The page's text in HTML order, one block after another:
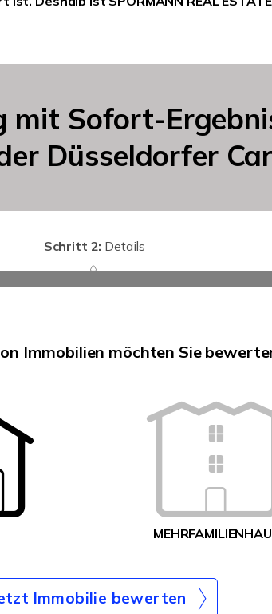
mit Sofort-
Düsseldorfer
Schritt 2: Details
Immobilien möchten Sie
Immobilie bewerten